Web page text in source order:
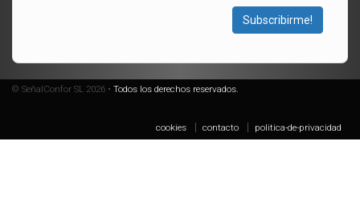
Subscribirme!
© SeñalConfor SL 2026 • Todos los derechos reservados.
cookies contacto politica-de-privacidad